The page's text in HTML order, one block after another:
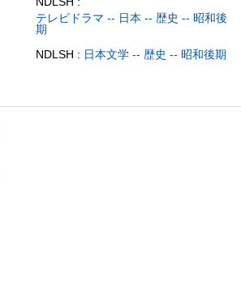
テレビドラマ -- 日本 -- 歴史 -- 昭和後
期
NDLSH : 日本文学 -- 歴史 -- 昭和後期